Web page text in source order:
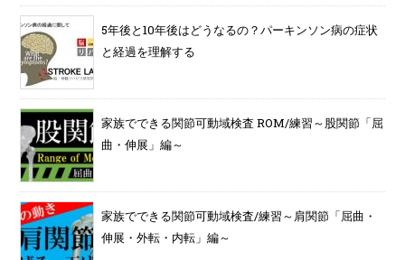
5年後と10年後はどうなるの？パーキンソン病の症状
と経過を理解する
家族でできる関節可動域検査 ROM/練習～股関節「屈
曲・伸展」編～
家族でできる関節可動域検査/練習～肩関節「屈曲・
伸展・外転・内転」編～